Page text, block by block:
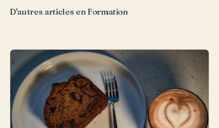
D'autres articles en Formation